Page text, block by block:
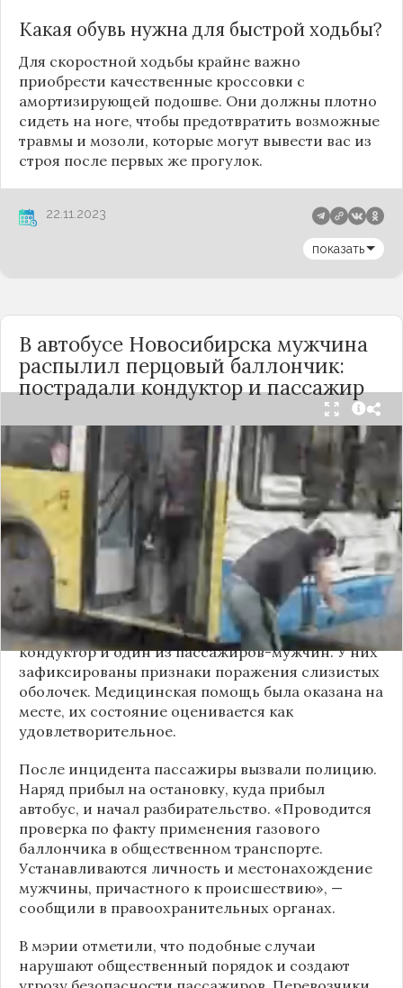
Какая обувь нужна для быстрой ходьбы?
Для скоростной ходьбы крайне важно
приобрести качественные кроссовки с
амортизирующей подошве. Они должны плотно
сидеть на ноге, чтобы предотвратить возможные
травмы и мозоли, которые могут вывести вас из
строя после первых же прогулок.
22.11.2023
показать
В автобусе Новосибирска мужчина
распылил перцовый баллончик:
пострадали кондуктор и пассажир
Вечером 24 сентября в салоне автобуса маршрута
№18 в Новосибирске произошёл инцидент с
применением перцового баллончика. Как
сообщили очевидцы в
Telegram-канале
«Инцидент Новосибирск», неизвестный
мужчина с бородой сначала вступил в перепалку
с кондуктором, затем поссорился с другими
пассажирами. В ходе конфликта он достал
газовый баллончик и распылил его в салоне.
По предварительным данным, пострадали
кондуктор и один из пассажиров-мужчин. У них
зафиксированы признаки поражения слизистых
оболочек. Медицинская помощь была оказана на
месте, их состояние оценивается как
удовлетворительное.
После инцидента пассажиры вызвали полицию.
Наряд прибыл на остановку, куда прибыл
автобус, и начал разбирательство. «Проводится
проверка по факту применения газового
баллончика в общественном транспорте.
Устанавливаются личность и местонахождение
мужчины, причастного к происшествию», —
сообщили в правоохранительных органах.
В мэрии отметили, что подобные случаи
нарушают общественный порядок и создают